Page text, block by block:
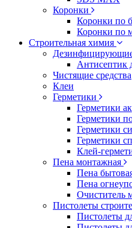
Коронки
Коронки по
Коронки по
Строительная химия
Антисептик
Чистящие средства
Клеи
Герметики
Герметики
Герметики
Герметики
Герметики
Клей-
Пена монтажная
Пена
Пена
Очиститель
Пистолеты
Пистолеты